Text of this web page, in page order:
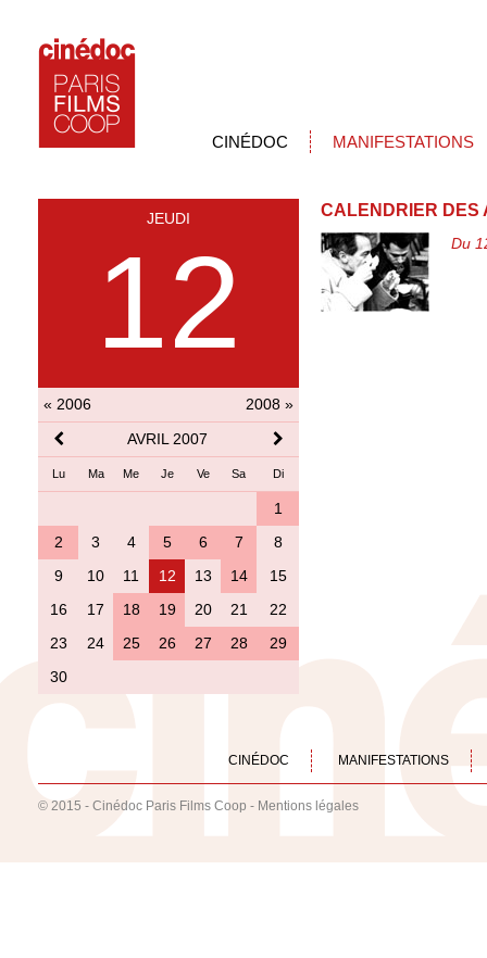
CINÉDOC MANIFESTATIONS
JEUDI
12
« 2006
2008 »
AVRIL 2007
Lu Ma Me Je Ve Sa Di
1
2
3 4 5 6 7
8
9
10 11 12 13 14
15
16
17 18 19 20 21
22
23
24 25 26 27 28
29
30
CALENDRIER DES
Du
CINÉDOC MANIFESTATIONS
© 2015 - Cinédoc Paris Films Coop - Mentions légales